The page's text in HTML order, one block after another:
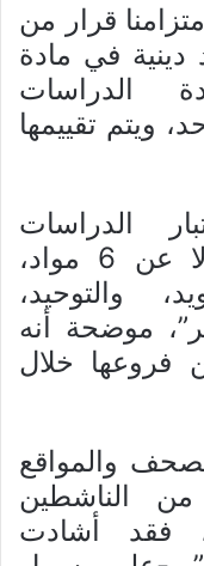
قرار من
بدمج 6 مواد دينية في مادة
الدراسات
ويتم تقييمها
الدراسات
الإسلامية مادة واحدة بدلا عن 6 مواد،
والتوحيد،
موضحة أنه
فروعها خلال
والمواقع
من الناشطين
فقد أشادت